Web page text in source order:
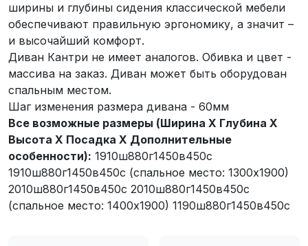
ширины и глубины сидения классической мебели
обеспечивают правильную эргономику, а значит –
и высочайший комфорт.
Диван Кантри не имеет аналогов. Обивка и цвет -
массива на заказ. Диван может быть оборудован
спальным местом.
Шаг изменения размера дивана - 60мм
Все возможные размеры (Ширина X Глубина X
Высота X Посадка X Дополнительные
особенности): 1910ш880г1450в450с
1910ш880г1450в450с (спальное место: 1300х1900)
2010ш880г1450в450с 2010ш880г1450в450с
(спальное место: 1400х1900) 1190ш880г1450в450с